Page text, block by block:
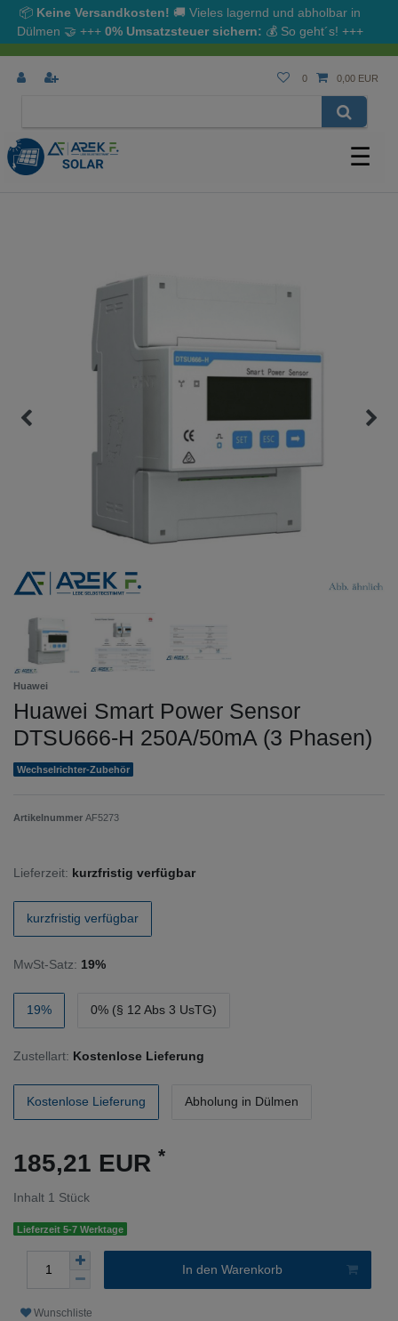
📦Keine Versandkosten! 🚚 Vieles lagernd und abholbar in
Dülmen 🤝 +++ 0% Umsatzsteuer sichern: 💰 So geht´s! +++
☰
0 0,00 EUR
Huawei
Huawei Smart Power Sensor
DTSU666-H 250A/50mA (3 Phasen)
Wechselrichter-Zubehör
Artikelnummer AF5273
Lieferzeit: kurzfristig verfügbar
kurzfristig verfügbar
MwSt-Satz: 19%
19% 0% (§ 12 Abs 3 UsTG)
Zustellart: Kostenlose Lieferung
Kostenlose Lieferung Abholung in Dülmen
185,21 EUR *
Inhalt 1 Stück
Lieferzeit 5-7 Werktage
In den Warenkorb
Wunschliste